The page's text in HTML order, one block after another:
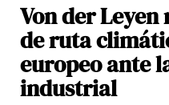
Von der
de ruta
europeo ante
industrial